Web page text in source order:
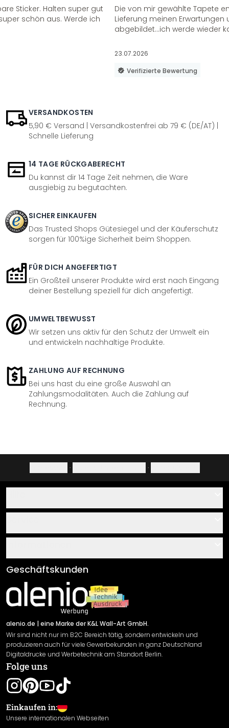
Sticker. Halten super gut
schön aus. Werde ich
Die von mir gewählte Tapete
Lieferung meinen Erwartungen
abgebildet...ich werde wieder
23.07.2026
Verifizierte Bewertung
VERSANDKOSTEN
5,90 € Versand | Versandkostenfrei ab 79 € (DE/AT) |
Schnelle Lieferung
14 TAGE RÜCKGABERECHT
Du kannst dir 14 Tage Zeit nehmen, die Ware
ausgiebig zu begutachten.
SICHER EINKAUFEN
Das Trusted Shops Gütesiegel und der Käuferschutz
sorgen für 100%ige Sicherheit beim Shoppen.
FÜR DICH ANGEFERTIGT
Ein Großteil unserer Produkte wird erst nach Eingang
deiner Bestellung speziell für dich angefertigt.
UMWELTBEWUSST
Wir setzen uns aktiv für den Schutz der Umwelt ein
und entwickeln nachhaltige Produkte.
ZAHLUNG AUF RECHNUNG
Bei uns hast du eine große Auswahl an
Zahlungsmodalitäten. Auch die Zahlung auf
Rechnung.
· ·
Über uns
Klebe- und Montageanleitungen
Newsletter An-/Abmeldung
Sendungsverfolgung
AGB
Impressum
Versand & Zahlung
Rücksendung
Widerrufsrecht
Datenschutzerklärung
Gewährleistung
Leistungserklärung / CE-Zeichen
Cookie Einstellungen
Geschäftskunden
alenio.de | eine Marke der K&L Wall-Art GmbH.
Wir sind nicht nur im B2C Bereich tätig, sondern entwickeln und
produzieren auch für viele Gewerbekunden in ganz Deutschland
Digitaldrucke und Werbetechnik am Standort Berlin.
Folge uns
Einkaufen in:
Unsere internationalen Webseiten